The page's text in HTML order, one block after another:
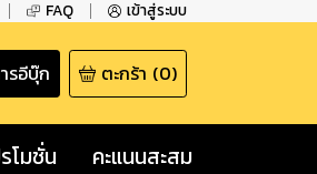
FAQ เข้าสู่ระบบ
รอีบุ๊ก ตะกร้า (0)
โมชั่น คะแนนสะสม